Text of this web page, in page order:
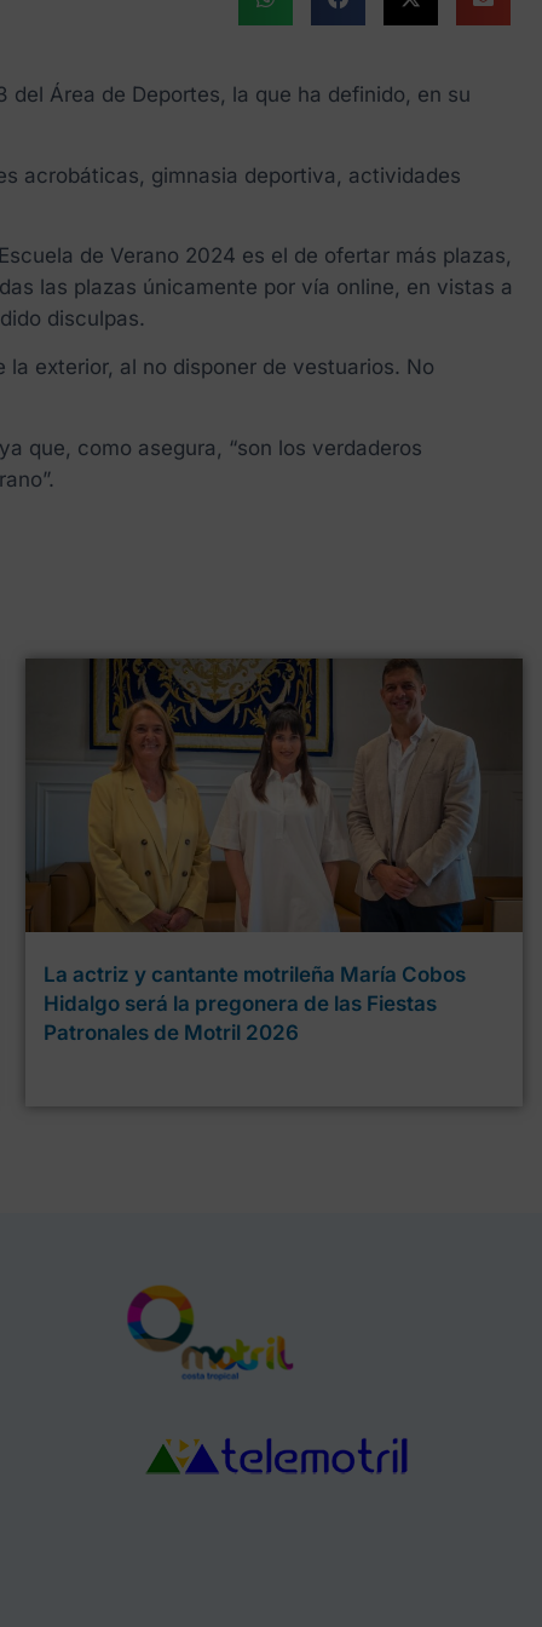
Área de Deportes, la que ha definido, en su
acrobáticas, gimnasia deportiva, actividades
de Verano 2024 es el de ofertar más plazas,
las plazas únicamente por vía online, en vistas a
disculpas.
exterior, al no disponer de vestuarios. No
que, como asegura, “son los verdaderos
La actriz y cantante motrileña María Cobos
Hidalgo será la pregonera de las Fiestas
Patronales de Motril 2026